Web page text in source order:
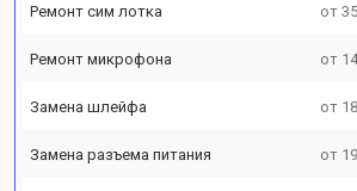
Ремонт сим лотка от
Ремонт микрофона от
Замена шлейфа от
Замена разъема питания от